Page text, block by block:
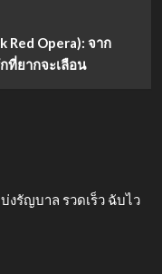
Red Opera): จาก
ที่ยากจะเลือน
งรัญบาล รวดเร็ว ฉับไว